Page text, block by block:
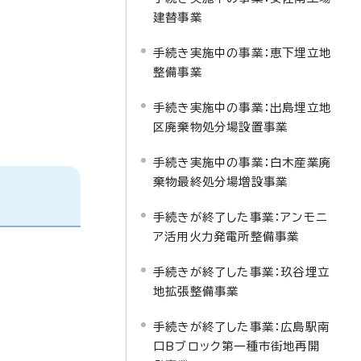
建替事業
手続き実施中の事業：恵下埋立地
整備事業
手続き実施中の事業：出島埋立地
区廃棄物処分場設置事業
手続き実施中の事業：白木産業廃
棄物最終処分場増設事業
手続きが終了した事業：アンモニ
ア活用火力発電所整備事業
手続きが終了した事業：玖谷埋立
地拡張整備事業
手続きが終了した事業：広島駅南
口Bブロック第一種市街地再開